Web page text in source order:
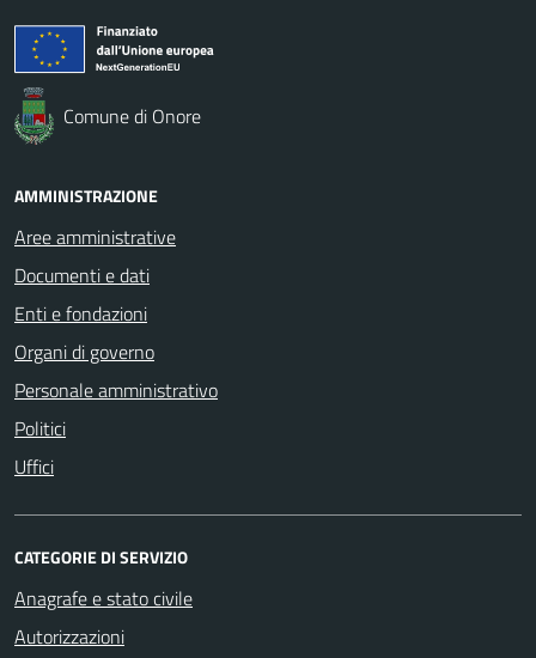
Comune di Onore
AMMINISTRAZIONE
Aree amministrative
Documenti e dati
Enti e fondazioni
Organi di governo
Personale amministrativo
Politici
Uffici
CATEGORIE DI SERVIZIO
Anagrafe e stato civile
Autorizzazioni